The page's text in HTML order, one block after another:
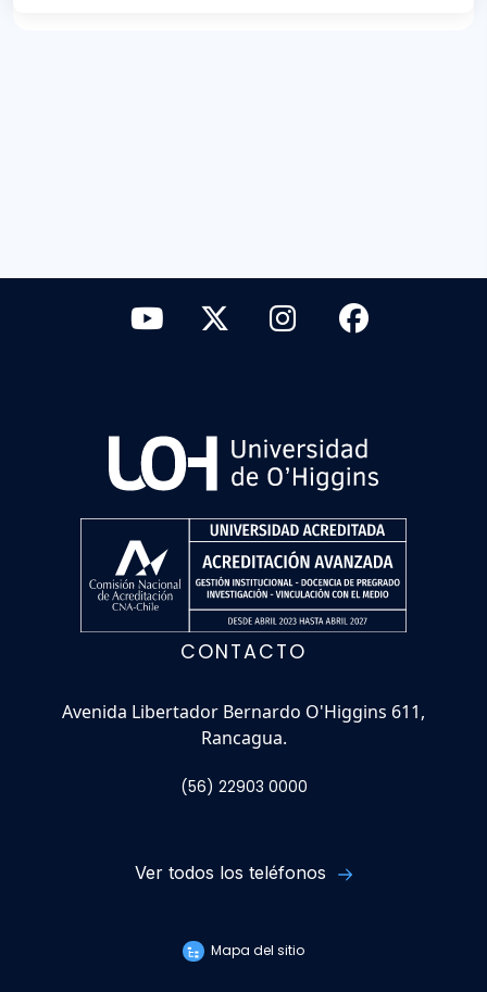
CONTACTO
Avenida Libertador Bernardo O'Higgins 611,
Rancagua.
(56) 22903 0000
Ver todos los teléfonos
Mapa del sitio